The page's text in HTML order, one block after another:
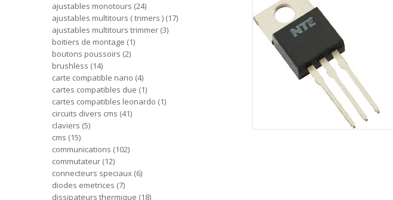
ajustables monotours 24
ajustables multitours ( trimers ) 17
ajustables multitours trimmer 3
boitiers de montage 1
boutons poussoirs 2
brushless 14
carte compatible nano 4
cartes compatibles due 1
cartes compatibles leonardo 1
circuits divers cms 41
claviers 5
cms 15
communications 102
commutateur 12
connecteurs speciaux 6
diodes emetrices 7
dissipateurs thermique 18